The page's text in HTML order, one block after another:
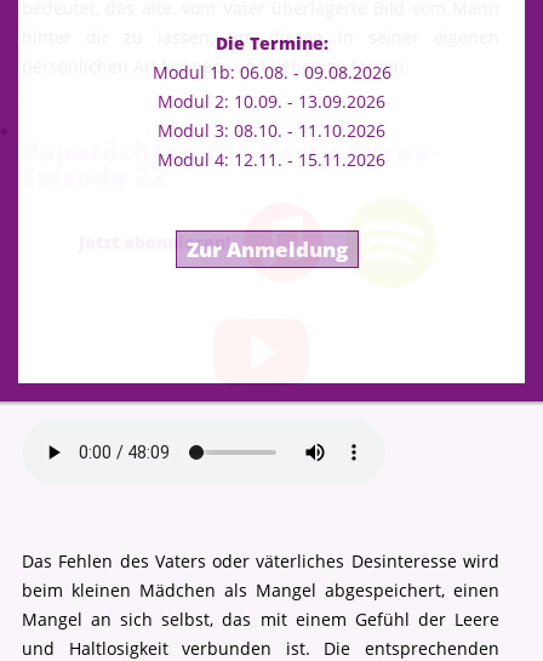
hinter dir zu lassen, um diesen in seiner eigenen
persönlichen Art kennen- und lieben zu lernen.
Papatöchter: Die Karrierefrau-
Episode 22
Jetzt abonnieren!
Das Fehlen des Vaters oder väterliches Desinteresse wird
beim kleinen Mädchen als Mangel abgespeichert, einen
Mangel an sich selbst, das mit einem Gefühl der Leere
und Haltlosigkeit verbunden ist. Die entsprechenden
Die Termine:
Modul 1b: 06.08. - 09.08.2026
Modul 2: 10.09. - 13.09.2026
Modul 3: 08.10. - 11.10.2026
Modul 4: 12.11. - 15.11.2026
Zur Anmeldung